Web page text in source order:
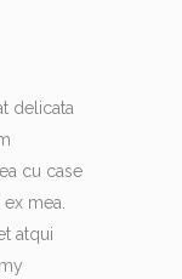
delicata
cu case
mea.
atqui